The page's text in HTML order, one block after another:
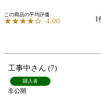
4.00 1
工事中 7
購入者
非公開